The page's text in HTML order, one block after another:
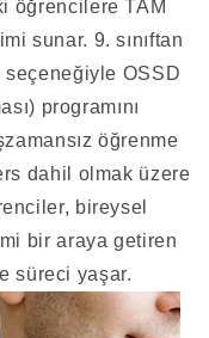
öğrencilere TAM
sunar. 9. sınıftan
seçeneğiyle OSSD
programını
öğrenme
dahil olmak üzere
bireysel
bir araya getiren
süreci yaşar.